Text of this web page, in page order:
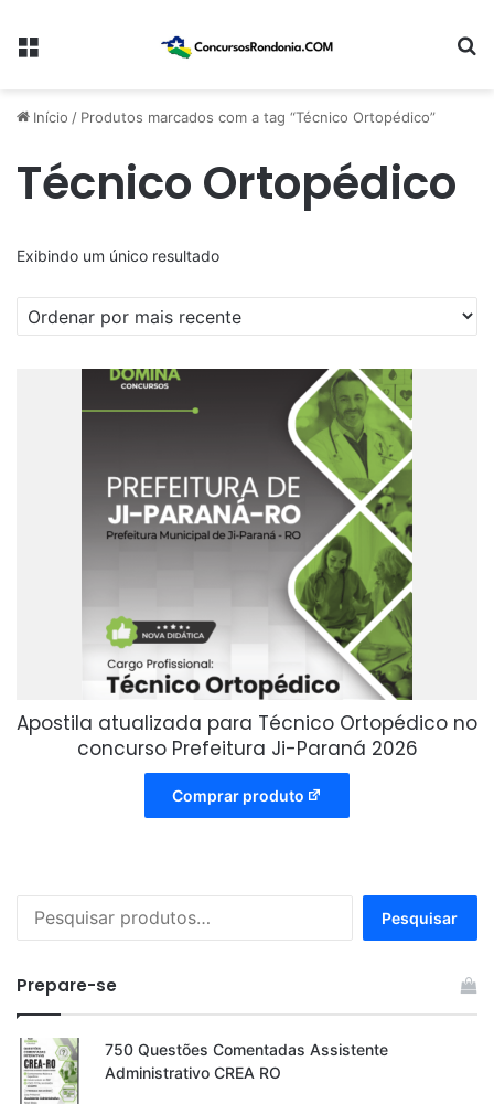
Menu
Início / Produtos marcados com a tag “Técnico Ortopédico”
Técnico Ortopédico
Exibindo um único resultado
Apostila atualizada para Técnico Ortopédico no
concurso Prefeitura Ji-Paraná 2026
Comprar produto
por:
Pesquisar
Prepare-se
750 Questões Comentadas Assistente
Administrativo CREA RO